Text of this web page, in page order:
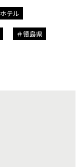
ホテル
徳島県